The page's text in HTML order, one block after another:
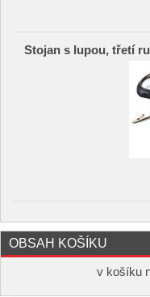
Stojan s lupou, třetí
OBSAH KOŠÍKU
v košíku